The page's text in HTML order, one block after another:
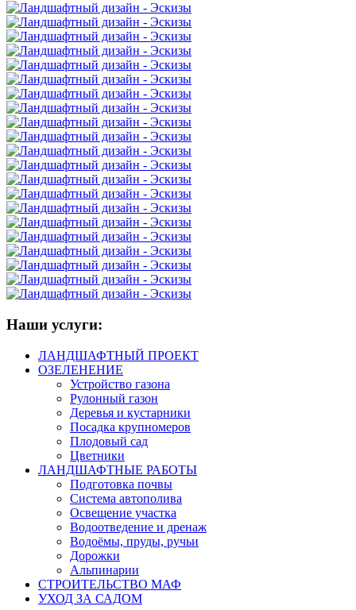
Наши услуги:
ЛАНДШАФТНЫЙ ПРОЕКТ
ОЗЕЛЕНЕНИЕ
Устройство газона
Рулонный газон
Деревья и кустарники
Посадка крупномеров
Плодовый сад
Цветники
ЛАНДШАФТНЫЕ РАБОТЫ
Подготовка почвы
Система автополива
Освещение участка
Водоотведение и дренаж
Водоёмы, пруды, ручьи
Дорожки
Альпинарии
СТРОИТЕЛЬСТВО МАФ
УХОД ЗА САДОМ